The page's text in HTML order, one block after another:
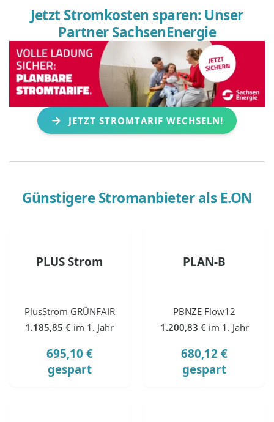
Jetzt Stromkosten sparen: Unser
Partner SachsenEnergie
JETZT STROMTARIF WECHSELN!
Günstigere Stromanbieter als E.ON
PLUS Strom
PlusStrom GRÜNFAIR
1.185,85 € im 1. Jahr
695,10 €
gespart
PLAN-B
PBNZE Flow12
1.200,83 € im 1. Jahr
680,12 €
gespart